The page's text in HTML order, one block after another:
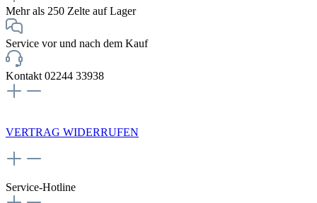
Mehr als 250 Zelte auf Lager
Service vor und nach dem Kauf
Kontakt 02244 33938
VERTRAG WIDERRUFEN
Service-Hotline